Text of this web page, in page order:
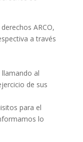
ARCO,
a través
al
de sus
para el
lo